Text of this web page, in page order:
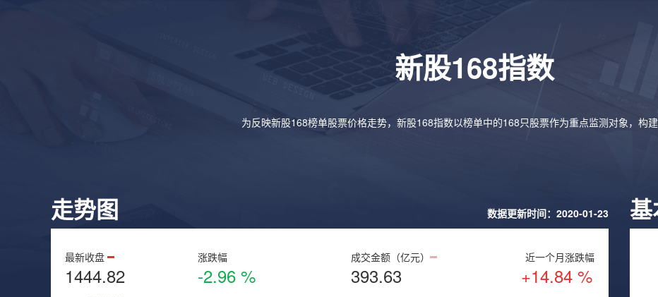
新股168指数
为反映新股168榜单股票价格走势，新股168指数以榜单中的168只股票作为重点监测对象，构建
走势图 数据更新时间：2020-01-23
最新收盘
1444.82
涨跌幅
-2.96 %
成交金额（亿元）
393.63
近一个月涨跌幅
+14.84 %